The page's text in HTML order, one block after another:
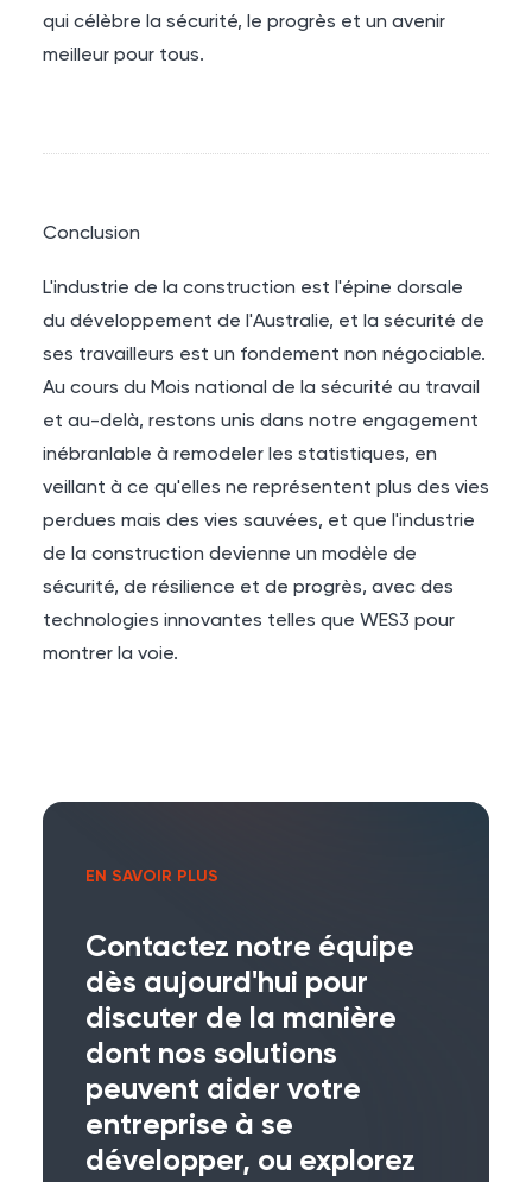
qui célèbre la sécurité, le progrès et un avenir
meilleur pour tous.
Conclusion
L'industrie de la construction est l'épine dorsale
du développement de l'Australie, et la sécurité de
ses travailleurs est un fondement non négociable.
Au cours du Mois national de la sécurité au travail
et au-delà, restons unis dans notre engagement
inébranlable à remodeler les statistiques, en
veillant à ce qu'elles ne représentent plus des vies
perdues mais des vies sauvées, et que l'industrie
de la construction devienne un modèle de
sécurité, de résilience et de progrès, avec des
technologies innovantes telles que WES3 pour
montrer la voie.
EN SAVOIR PLUS
Contactez notre équipe
dès aujourd'hui pour
discuter de la manière
dont nos solutions
peuvent aider votre
entreprise à se
développer, ou explorez